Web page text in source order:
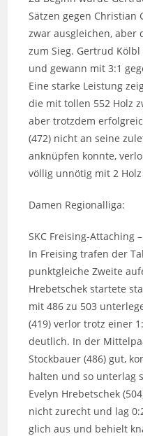
Sätzen gegen Christian
zwar ausgleichen, aber
zum Sieg. Gertrud
und gewann mit 3:1
Eine starke Leistung
die mit tollen 552 Holz
aber trotzdem
(472) nicht an seine
anknüpfen konnte,
völlig unnötig mit 2
Damen Regionalliga:
SKC Freising-Attaching
In Freising trafen der
punktgleiche Zweite
Hrebetschek startete
mit 486 zu 503
(419) verlor trotz einer
deutlich. In der
Stockbauer (486) gut,
halten und so unterlag
Evelyn Hrebetschek
nicht zurecht und lag
glich aus und behielt